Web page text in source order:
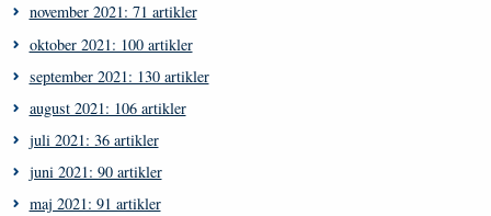
november 2021: 71 artikler
oktober 2021: 100 artikler
september 2021: 130 artikler
august 2021: 106 artikler
juli 2021: 36 artikler
juni 2021: 90 artikler
maj 2021: 91 artikler